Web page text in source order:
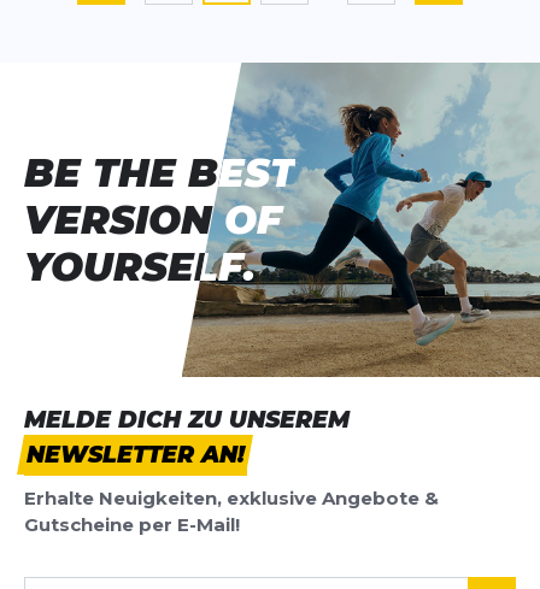
MELDE DICH ZU UNSEREM
NEWSLETTER AN!
Erhalte Neuigkeiten, exklusive Angebote &
Gutscheine per E-Mail!
BE THE BEST
VERSION OF
YOURSELF.
BE THE BEST
VERSION OF
YOURSELF.